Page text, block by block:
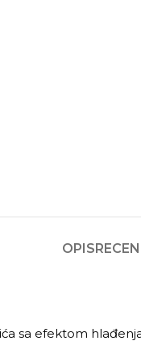
OPIS
sa efektom